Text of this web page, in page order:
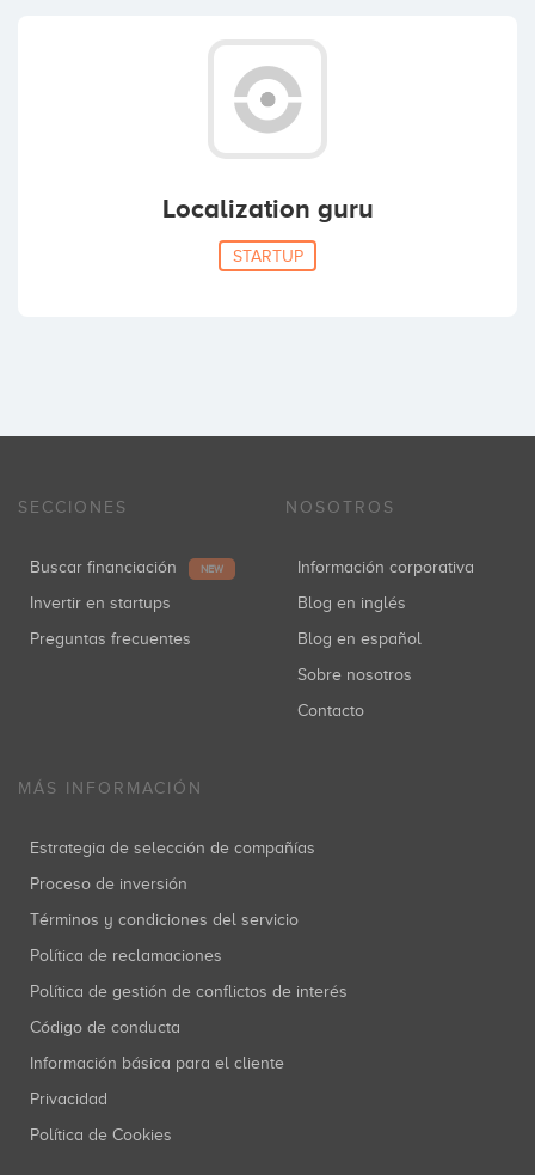
Localization guru
STARTUP
SECCIONES
Buscar financiación NEW
Invertir en startups
Preguntas frecuentes
NOSOTROS
Información corporativa
Blog en inglés
Blog en español
Sobre nosotros
Contacto
MÁS INFORMACIÓN
Estrategia de selección de compañías
Proceso de inversión
Términos y condiciones del servicio
Política de reclamaciones
Política de gestión de conflictos de interés
Código de conducta
Información básica para el cliente
Privacidad
Política de Cookies